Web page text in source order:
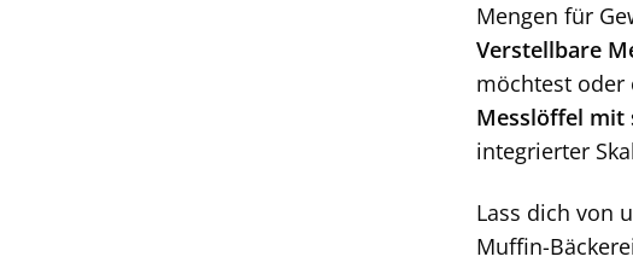
Mengen für
Verstellbare
möchtest oder
Messlöffel mit
integrierter
Lass dich von
Muffin-